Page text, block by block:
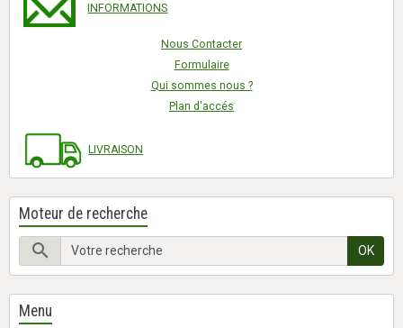
INFORMATIONS
Nous Contacter
Formulaire
Qui sommes nous ?
Plan d'accés
LIVRAISON
Moteur de recherche
OK
Menu